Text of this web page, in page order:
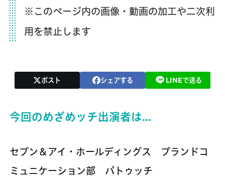
※このページ内の画像・動画の加工や二次利
用を禁止します
ポスト シェアする LINEで送る
今回のめざめッチ出演者は…
セブン＆アイ・ホールディングス ブランドコ
ミュニケーション部 パトゥッチ